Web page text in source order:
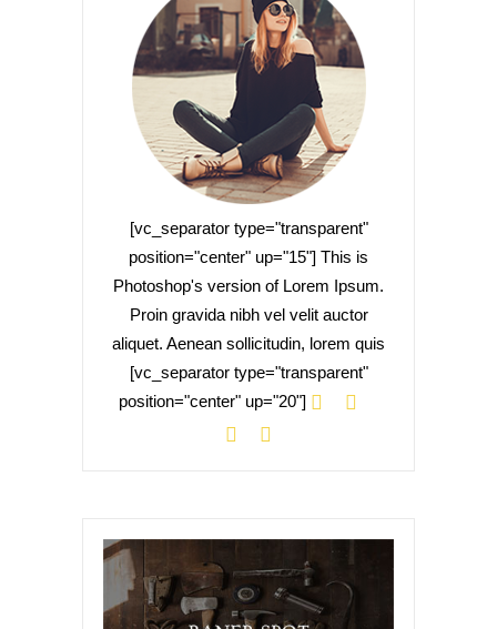
[vc_separator type="transparent"
position="center" up="15"] This is
Photoshop's version of Lorem Ipsum.
Proin gravida nibh vel velit auctor
aliquet. Aenean sollicitudin, lorem quis
[vc_separator type="transparent"
position="center" up="20"]